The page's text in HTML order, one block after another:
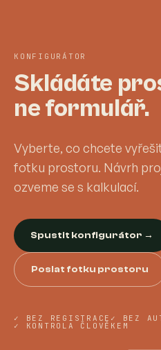
KONFIGURÁTOR
Skládáte
ne formulář.
Vyberte, co chcete
fotku prostoru. Návrh
ozveme se s kalkulací.
Spustit konfigurátor →
Poslat fotku prostoru
✓ BEZ REGISTRACE ✓ BEZ
✓ KONTROLA ČLOVĚKEM